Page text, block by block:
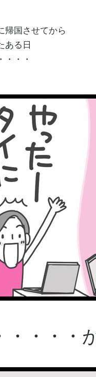
帰国させてから
ある日
・・・
・・・・